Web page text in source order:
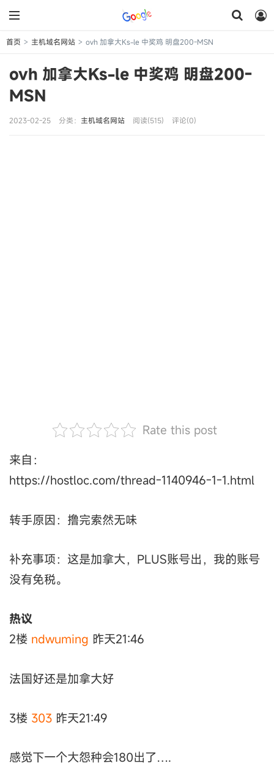
首页 > 主机域名网站 > ovh 加拿大Ks-le 中奖鸡 明盘200-MSN
ovh 加拿大Ks-le 中奖鸡 明盘200-
MSN
2023-02-25 分类： 主机域名网站 阅读(515) 评论(0)
Rate this post
来自：
https://hostloc.com/thread-1140946-1-1.html
转手原因：撸完索然无味
补充事项：这是加拿大，PLUS账号出，我的账号
没有免税。
热议
2楼 ndwuming 昨天21:46
法国好还是加拿大好
3楼 303 昨天21:49
感觉下一个大怨种会180出了….